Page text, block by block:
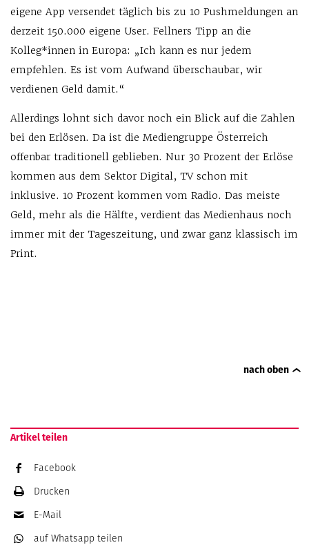
eigene App versendet täglich bis zu 10 Pushmeldungen an
derzeit 150.000 eigene User. Fellners Tipp an die
Kolleg*innen in Europa: „Ich kann es nur jedem
empfehlen. Es ist vom Aufwand überschaubar, wir
verdienen Geld damit.“
Allerdings lohnt sich davor noch ein Blick auf die Zahlen
bei den Erlösen. Da ist die Mediengruppe Österreich
offenbar traditionell geblieben. Nur 30 Prozent der Erlöse
kommen aus dem Sektor Digital, TV schon mit
inklusive. 10 Prozent kommen vom Radio. Das meiste
Geld, mehr als die Hälfte, verdient das Medienhaus noch
immer mit der Tageszeitung, und zwar ganz klassisch im
Print.
nach oben
Artikel teilen
Facebook
Drucken
E-Mail
auf Whatsapp teilen